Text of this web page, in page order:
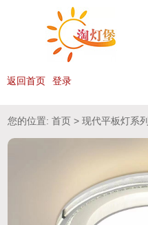
返回首页 登录
您的位置:首页 >现代平板灯系列